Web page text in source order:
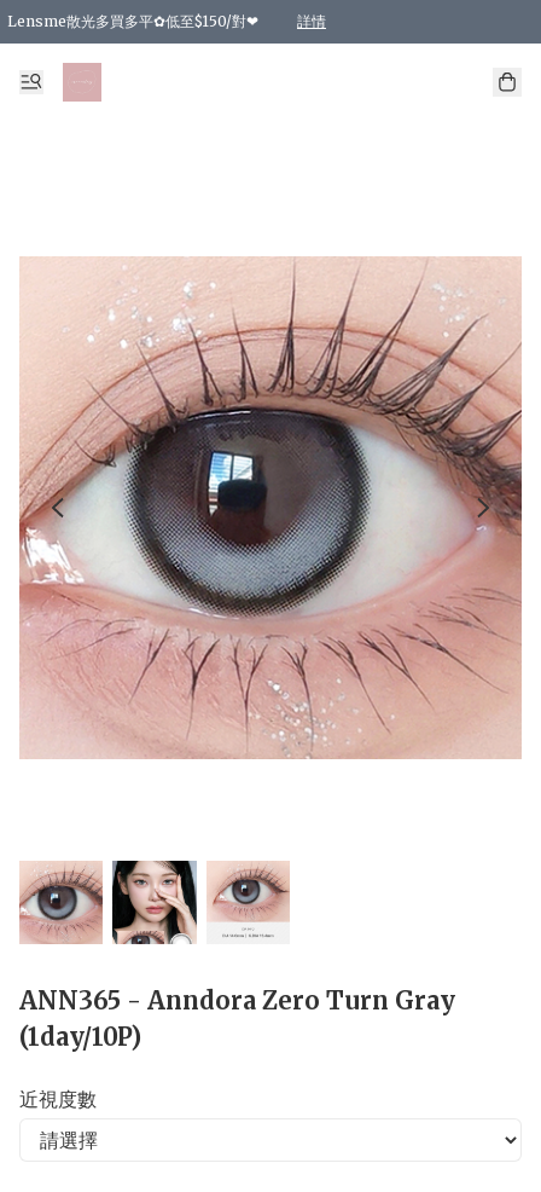
Lensme散光多買多平✿低至$150/對❤ 詳情
台灣Karacon⁩✧日拋 特價清貨❁⃘
日本韓國多款日/月拋現貨☼ 特價❤︎數量有限 售完即止
🇰🇷韓國多款月拋現貨 特價兩對$99✿數量有限 售完即止♫
精選商品，任選買2件或以上9 折；買4件或以上85 折；買6件或以上8 折
精選商品，任選買2件HKD 140.00；買4件HKD 260.00
精選商品，任選買2件HKD 190.00；買4件HKD 360.00
精選商品，任選買2件HKD 110.00；買4件HKD 180.00
精選商品，任選買2件HKD 170.00；買4件HKD 320.00
精選商品，任選買2件或以上減HKD 148.00
精選商品，任選買2件或以上減HKD 148.00
精選商品，任選買2件或以上95 折；買4件或以上9 折；買6件或以上85 折；買8件
精選商品，任選買12件或以上87 折
精選商品，任選買2件或以上減HKD 16.00；買4件或以上減HKD 32.00；買6
精選商品，任選買2件或以上95 折；買4件或以上9 折；買8件或以上85 折；買12
購物滿 HKD 800.00即享免運費優惠！（適用於 特定的送貨方式 )
ANN365 - Anndora Zero Turn Gray
(1day/10P)
近視度數